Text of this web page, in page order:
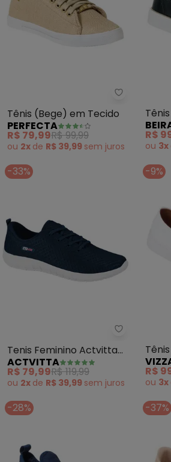
Perfecta -
Tênis (Bege) em Tecido
PERFECTA
R$ 79,99R$ 99,99
ou 2x de R$ 39,99 sem juros
em
R$
ou 3x
-33%
Actvitta -
Tenis Feminino Actvitta
(Marinho)
ACTVITTA
R$ 79,99R$ 119,99
ou 2x de R$ 39,99 sem juros
-9%
em
R$
ou 3x
-28% -37%